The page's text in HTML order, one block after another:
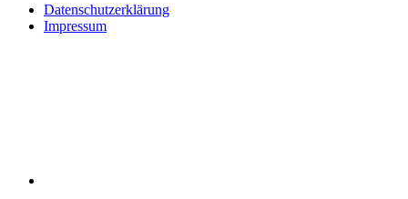
Datenschutzerklärung
Impressum